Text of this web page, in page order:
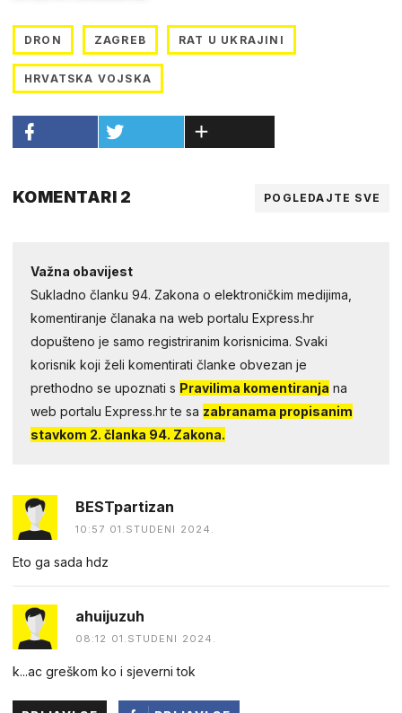
DRON ZAGREB RAT U UKRAJINI
HRVATSKA VOJSKA
KOMENTARI 2 POGLEDAJTE SVE
Važna obavijest
Sukladno članku 94. Zakona o elektroničkim medijima,
komentiranje članaka na web portalu Express.hr
dopušteno je samo registriranim korisnicima. Svaki
korisnik koji želi komentirati članke obvezan je
prethodno se upoznati s Pravilima komentiranja na
web portalu Express.hr te sa zabranama propisanim
stavkom 2. članka 94. Zakona.
BESTpartizan
10:57 01.STUDENI 2024.
Eto ga sada hdz
ahuijuzuh
08:12 01.STUDENI 2024.
k...ac greškom ko i sjeverni tok